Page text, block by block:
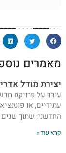
מאמרים
יצירת מודל
עובד על פרויקט
עתידיים, או
החדשני, שתוך שנים
קרא עוד »